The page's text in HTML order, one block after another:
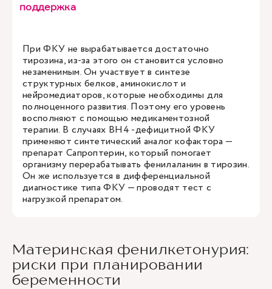
поддержка
При ФКУ не вырабатывается достаточно
тирозина, из-за этого он становится условно
незаменимым. Он участвует в синтезе
структурных белков, аминокислот и
нейромедиаторов, которые необходимы для
полноценного развития. Поэтому его уровень
восполняют с помощью медикаментозной
терапии. В случаях BH4 -дефицитной ФКУ
применяют синтетический аналог кофактора —
препарат Сапроптерин, который помогает
организму перерабатывать фенилаланин в тирозин.
Он же используется в дифференциальной
диагностике типа ФКУ — проводят тест с
нагрузкой препаратом.
Материнская фенилкетонурия:
риски при планировании
беременности